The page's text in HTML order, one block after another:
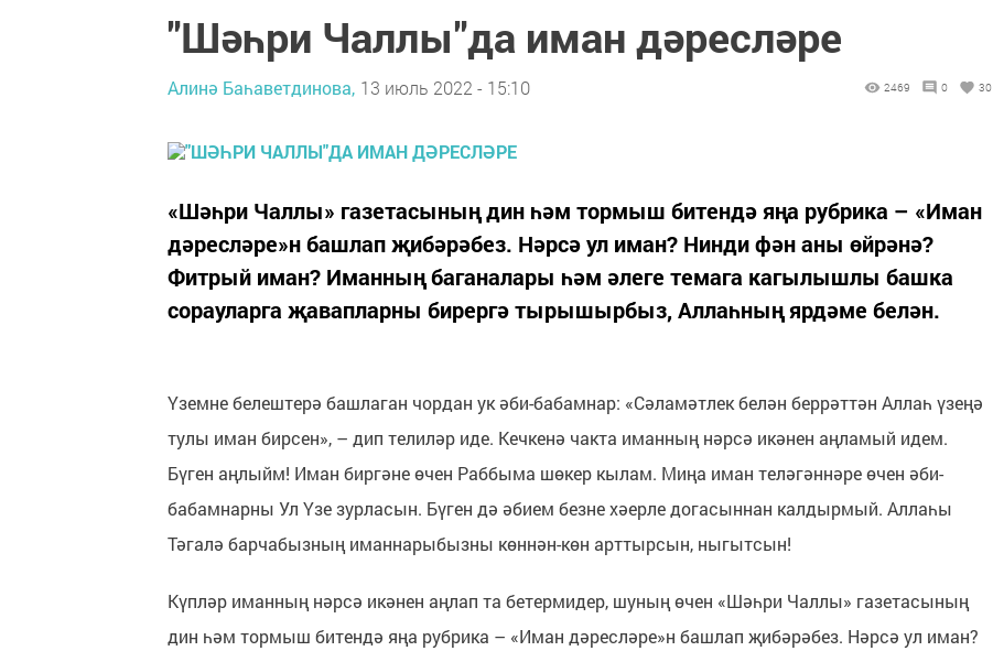
"Шәһри Чаллы"да иман дәресләре
Алинә Баһаветдинова, 13 июль 2022 - 15:10 2469 0 30
«Шәһри Чаллы» газетасының дин һәм тормыш битендә яңа рубрика – «Иман
дәресләре»н башлап җибәрәбез. Нәрсә ул иман? Нинди фән аны өйрәнә?
Фитрый иман? Иманның баганалары һәм әлеге темага кагылышлы башка
сорауларга җавапларны бирергә тырышырбыз, Аллаһның ярдәме белән.
Үземне белештерә башлаган чордан ук әби-бабамнар: «Сәламәтлек белән беррәттән Аллаһ үзеңә
тулы иман бирсен», – дип телиләр иде. Кечкенә чакта иманның нәрсә икәнен аңламый идем.
Бүген аңлыйм! Иман биргәне өчен Раббыма шөкер кылам. Миңа иман теләгәннәре өчен әби-
бабамнарны Ул Үзе зурласын. Бүген дә әбием безне хәерле догасыннан калдырмый. Аллаһы
Тәгалә барчабызның иманнарыбызны көннән-көн арттырсын, ныгытсын!
Күпләр иманның нәрсә икәнен аңлап та бетермидер, шуның өчен «Шәһри Чаллы» газетасының
дин һәм тормыш битендә яңа рубрика – «Иман дәресләре»н башлап җибәрәбез. Нәрсә ул иман?